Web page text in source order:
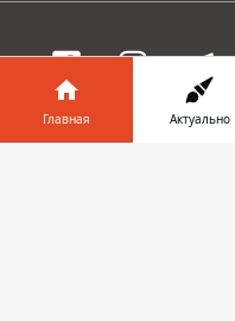
Главная Актуально